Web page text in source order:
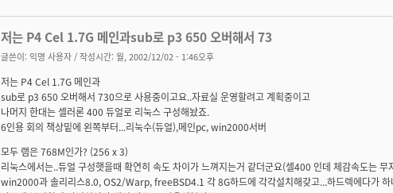
저는 P4 Cel 1.7G 메인과sub로 p3 650 오버해서 73
글쓴이: 익명 사용자 / 작성시간: 월, 2002/12/02 - 1:46오후
저는 P4 Cel 1.7G 메인과
sub로 p3 650 오버해서 730으로 사용중이고요..자료실 운영할려고 계획중이고
나머지 한대는 셀러론 400 듀얼로 리눅스 구성해놨죠.
6인용 회의 책상밑에 왼쪽부터...리눅수(듀얼),메인pc, win2000서버
모두 램은 768M인가? (256 x 3)
리눅스에서는..듀얼 구성햇을때 확연히 속도 차이가 느껴지는거 같더군요(셀400 인데 체감속도는 무
win2000과 솔리리스8.0, OS2/Warp, freeBSD4.1 각 8G하드에 각각설치해갖고...하드렉에다가 하